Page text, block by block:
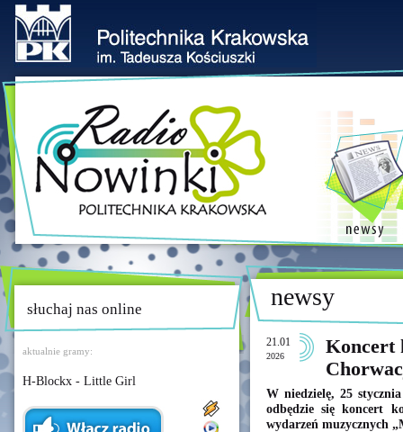
słuchaj nas online
aktualnie gramy:
H-Blockx - Little Girl
newsy
21.01
2026
Koncert
W niedzielę, 25
odbędzie się koncert
wydarzeń muzycznych